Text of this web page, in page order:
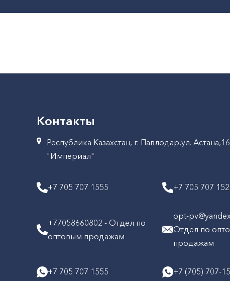
Контакты
Республика Казахстан, г. Павлодар,ул.
"Империал"
+7 705 707 1555 +7 705 707
+77058660802 - Отдел по
оптовым продажам
opt-
Отдел по
продажам
+7 705 707 1555 +7 (705) 707-